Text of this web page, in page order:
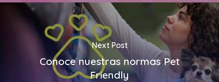
Next Post
Conoce nuestras normas Pet
Friendly